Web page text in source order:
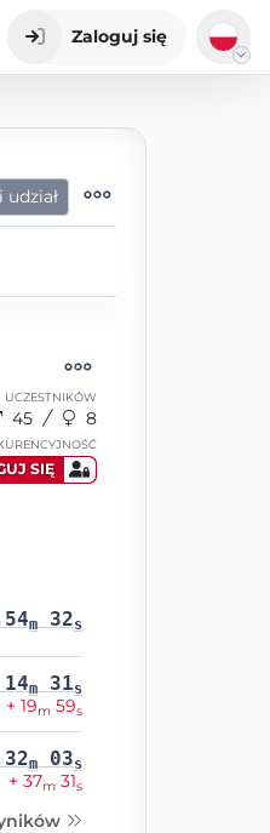
Zaloguj się
udział
UCZESTNIKÓW
45 8
SIĘ
54m 32s
14m 31s
+ 19m 59s
32m 03s
+ 37m 31s